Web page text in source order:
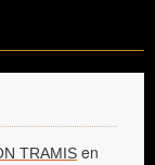
TRAMIS en